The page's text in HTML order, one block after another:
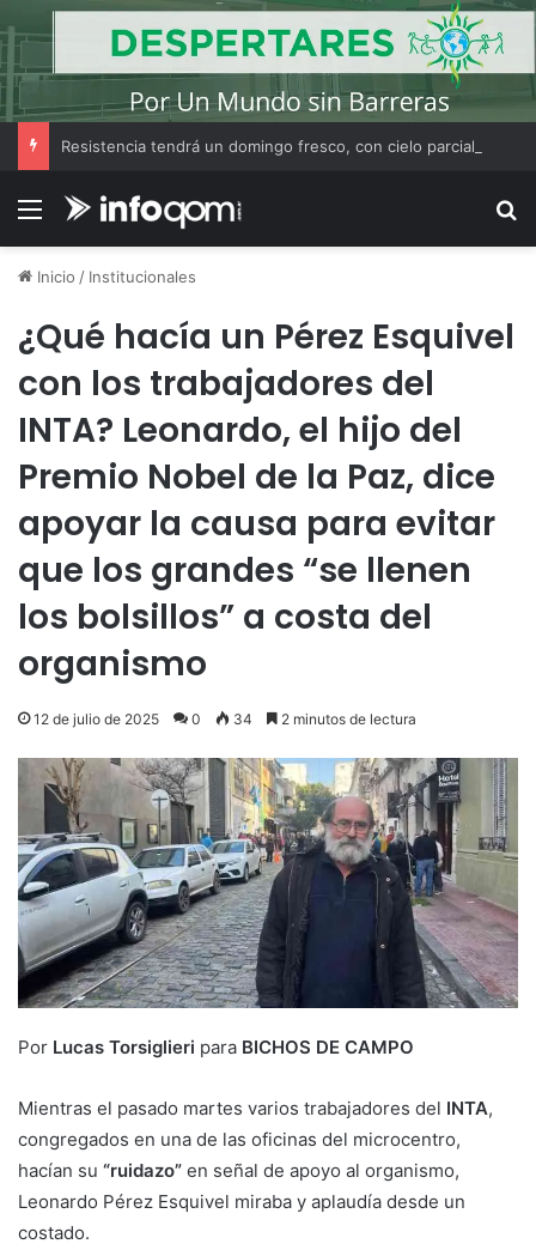
Menú
Inicio / Institucionales
¿Qué hacía un Pérez Esquivel
con los trabajadores del
INTA? Leonardo, el hijo del
Premio Nobel de la Paz, dice
apoyar la causa para evitar
que los grandes “se llenen
los bolsillos” a costa del
organismo
12 de julio de 2025 0 34 2 minutos de lectura
Por Lucas Torsiglieri para BICHOS DE CAMPO
Mientras el pasado martes varios trabajadores del INTA,
congregados en una de las oficinas del microcentro,
hacían su “ruidazo” en señal de apoyo al organismo,
Leonardo Pérez Esquivel miraba y aplaudía desde un
costado.